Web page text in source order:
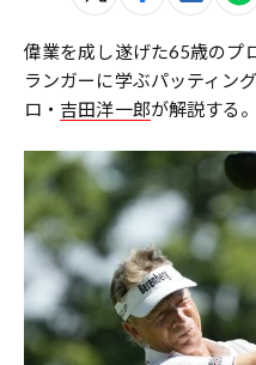
偉業を成し遂げた65歳のプ
ランガーに学ぶパッティン
ロ・ 吉田洋一郎が解説する。